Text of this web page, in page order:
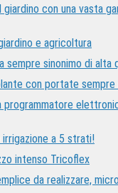
giardino con una vasta
e agricoltura
sempre sinonimo di alta
con portate
programmatore
a 5 strati!
intenso Tricoflex
da realizzare,